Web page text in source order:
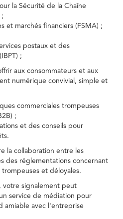
la Sécurité de la Chaîne
;
et marchés financiers (FSMA) ;
postaux et des
;
aux consommateurs et aux
numérique convivial, simple et
commerciales trompeuses
;
et des conseils pour
la collaboration entre les
des réglementations concernant
trompeuses et déloyales.
votre signalement peut
service de médiation pour
amiable avec l'entreprise